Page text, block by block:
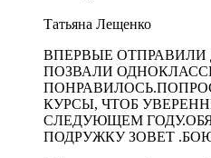
Татьяна Лещенко
ВПЕРВЫЕ ОТПРАВИЛИ
ПОЗВАЛИ
КУРСЫ, ЧТОБ
СЛЕДУЮЩЕМ
ПОДРУЖКУ ЗОВЕТ